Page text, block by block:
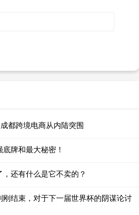
都跨境电商从内陆突围
牌和最大秘密！
还有什么是它不卖的？
结束，对于下一届世界杯的阴谋论讨